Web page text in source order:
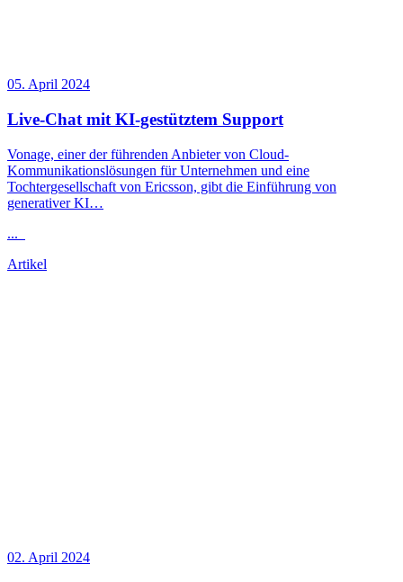
05. April 2024
Live-Chat mit KI-gestütztem Support
Vonage, einer der führenden Anbieter von Cloud-
Kommunikationslösungen für Unternehmen und eine
Tochtergesellschaft von Ericsson, gibt die Einführung von
generativer KI…
...
Artikel
02. April 2024